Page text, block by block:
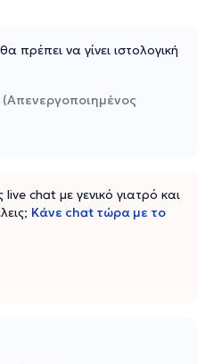
να γίνει ιστολογική
(Απενεργοποιημένος
live chat με γενικό γιατρό και
Κάνε chat τώρα με το